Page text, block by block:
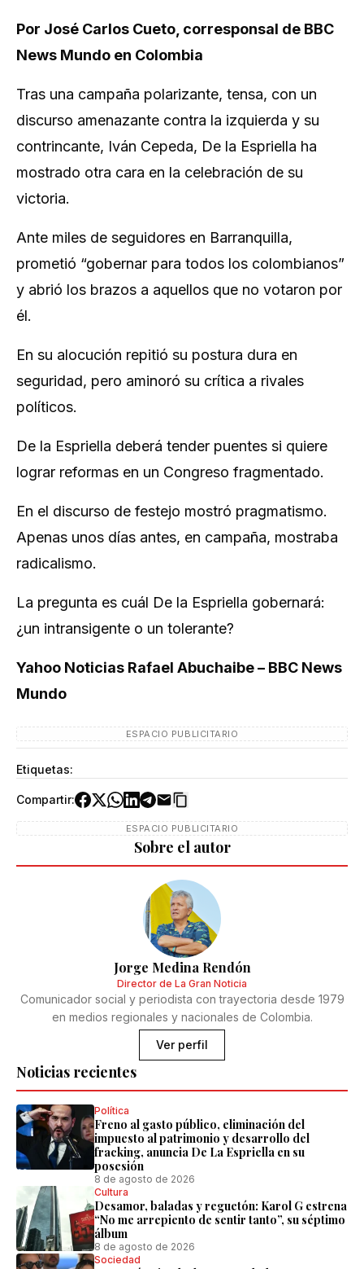
Por José Carlos Cueto, corresponsal de BBC
News Mundo en Colombia
Tras una campaña polarizante, tensa, con un
discurso amenazante contra la izquierda y su
contrincante, Iván Cepeda, De la Espriella ha
mostrado otra cara en la celebración de su
victoria.
Ante miles de seguidores en Barranquilla,
prometió “gobernar para todos los colombianos”
y abrió los brazos a aquellos que no votaron por
él.
En su alocución repitió su postura dura en
seguridad, pero aminoró su crítica a rivales
políticos.
De la Espriella deberá tender puentes si quiere
lograr reformas en un Congreso fragmentado.
En el discurso de festejo mostró pragmatismo.
Apenas unos días antes, en campaña, mostraba
radicalismo.
La pregunta es cuál De la Espriella gobernará:
¿un intransigente o un tolerante?
Yahoo Noticias Rafael Abuchaibe – BBC News
Mundo
ESPACIO PUBLICITARIO
Etiquetas:
Compartir:
ESPACIO PUBLICITARIO
Noticias recientes
Política
Freno al gasto público, eliminación del
impuesto al patrimonio y desarrollo del
fracking, anuncia De La Espriella en su
posesión
8 de agosto de 2026
Cultura
Desamor, baladas y reguetón: Karol G estrena
“No me arrepiento de sentir tanto”, su séptimo
álbum
8 de agosto de 2026
Sociedad
Sobre el autor
Jorge Medina Rendón
Director de La Gran Noticia
Comunicador social y periodista con trayectoria desde 1979
en medios regionales y nacionales de Colombia.
Ver perfil